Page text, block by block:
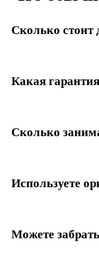
Сколько стоит
Какая
Сколько
Используете
Можете